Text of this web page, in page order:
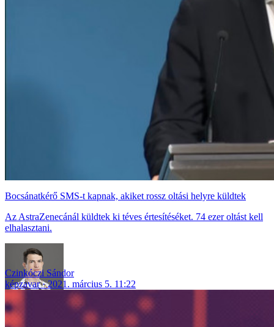
Bocsánatkérő SMS-t kapnak, akiket rossz oltási helyre küldtek
Az AstraZenecánál küldtek ki téves értesítéséket. 74 ezer oltást kell
elhalasztani.
Czinkóczi Sándor
képzavar
2021. március 5. 11:22